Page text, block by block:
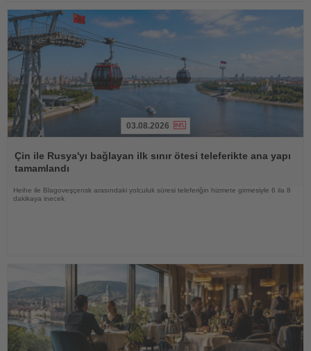
Oku
03.08.2026
Çin ile Rusya'yı bağlayan ilk sınır ötesi teleferikte ana yapı
tamamlandı
Heihe ile Blagoveşçensk arasındaki yolculuk süresi teleferiğin hizmete girmesiyle 6 ila 8
dakikaya inecek